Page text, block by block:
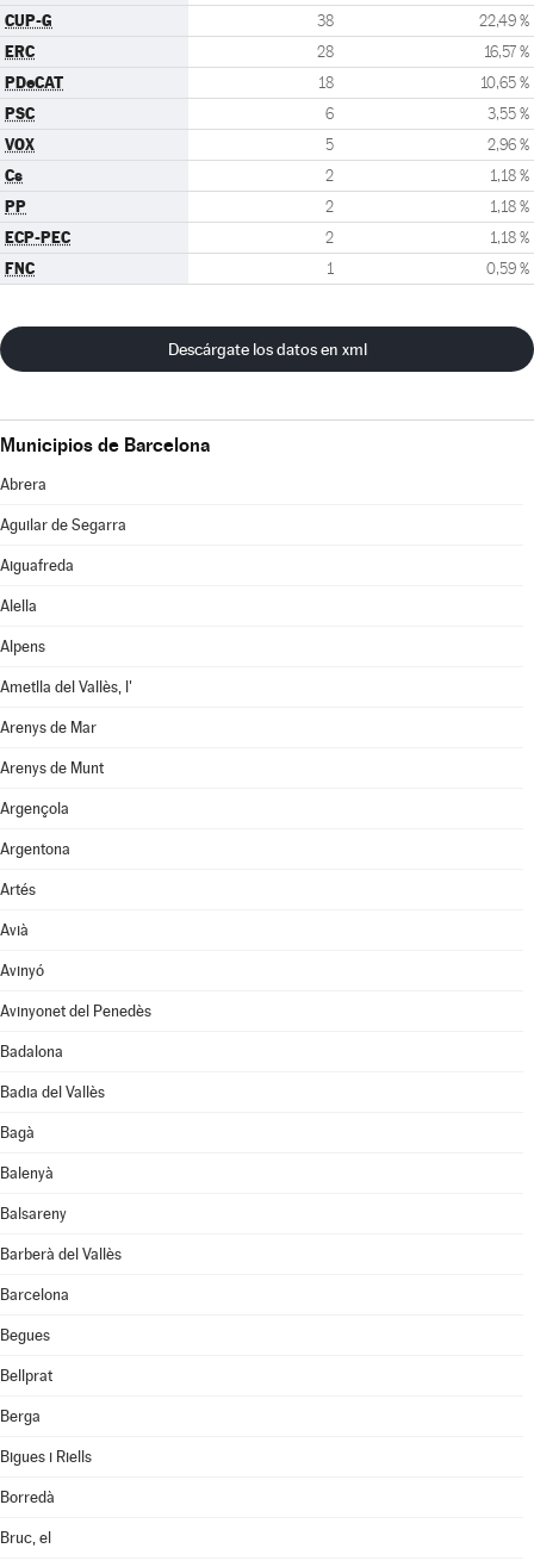
CUP-G 38 22,49 %
ERC 28 16,57 %
PDeCAT 18 10,65 %
PSC 6 3,55 %
VOX 5 2,96 %
Cs 2 1,18 %
PP 2 1,18 %
ECP-PEC 2 1,18 %
FNC 1 0,59 %
Descárgate los datos en xml
Municipios de Barcelona
Abrera
Aguilar de Segarra
Aiguafreda
Alella
Alpens
Ametlla del Vallès, l'
Arenys de Mar
Arenys de Munt
Argençola
Argentona
Artés
Avià
Avinyó
Avinyonet del Penedès
Badalona
Badia del Vallès
Bagà
Balenyà
Balsareny
Barberà del Vallès
Barcelona
Begues
Bellprat
Berga
Bigues i Riells
Borredà
Bruc, el